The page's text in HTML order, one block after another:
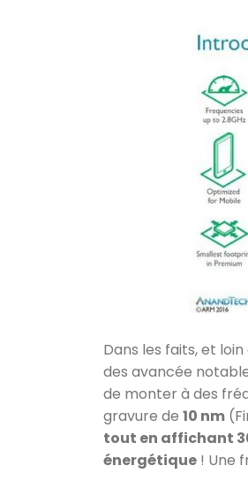
Dans les faits, et
des avancée
de monter à des
gravure de 10 nm
tout en affichant
énergétique ! Une